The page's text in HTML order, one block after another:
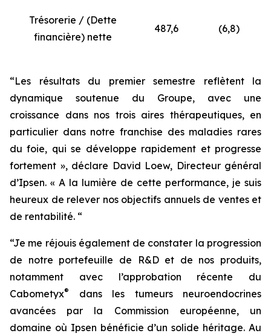
Trésorerie / (Dette
financière) nette
487,6 (6,8)
“Les résultats du premier semestre reflètent la
dynamique soutenue du Groupe, avec une
croissance dans nos trois aires thérapeutiques, en
particulier dans notre franchise des maladies rares
du foie, qui se développe rapidement et progresse
fortement », déclare David Loew, Directeur général
d’Ipsen. « A la lumière de cette performance, je suis
heureux de relever nos objectifs annuels de ventes et
de rentabilité. “
“Je me réjouis également de constater la progression
de notre portefeuille de R&D et de nos produits,
notamment avec l’approbation récente du
Cabometyx®
dans les tumeurs neuroendocrines
avancées par la Commission européenne, un
domaine où Ipsen bénéficie d’un solide héritage. Au